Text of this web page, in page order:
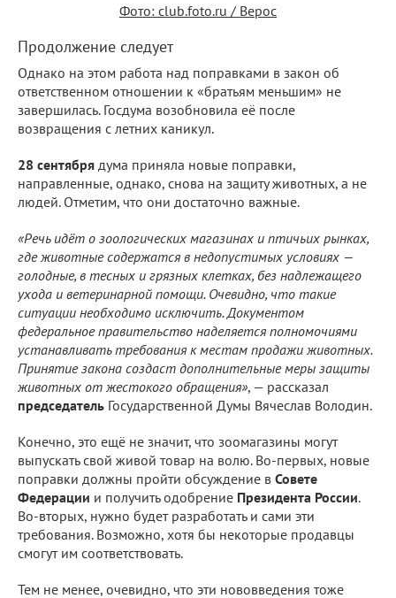
Фото: club.foto.ru / Верос
Продолжение следует
Однако на этом работа над поправками в закон об
ответственном отношении к «братьям меньшим» не
завершилась. Госдума возобновила её после
возвращения с летних каникул.
28 сентября дума приняла новые поправки,
направленные, однако, снова на защиту животных, а не
людей. Отметим, что они достаточно важные.
«Речь идёт о зоологических магазинах и птичьих рынках,
где животные содержатся в недопустимых условиях —
голодные, в тесных и грязных клетках, без надлежащего
ухода и ветеринарной помощи. Очевидно, что такие
ситуации необходимо исключить. Документом
федеральное правительство наделяется полномочиями
устанавливать требования к местам продажи животных.
Принятие закона создаст дополнительные меры защиты
животных от жестокого обращения», — рассказал
председатель Государственной Думы Вячеслав Володин.
Конечно, это ещё не значит, что зоомагазины могут
выпускать свой живой товар на волю. Во-первых, новые
поправки должны пройти обсуждение в Совете
Федерации и получить одобрение Президента России.
Во-вторых, нужно будет разработать и сами эти
требования. Возможно, хотя бы некоторые продавцы
смогут им соответствовать.
Тем не менее, очевидно, что эти нововведения тоже